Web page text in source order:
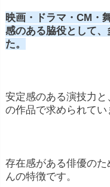
事務所から契約
があります。こ
映画の出演料は主
1話
映画・ドラマ・CM・
感のある脇役として
た。
安定感のある演技力と
の作品で求められてい
存在感がある俳優の
んの特徴です。